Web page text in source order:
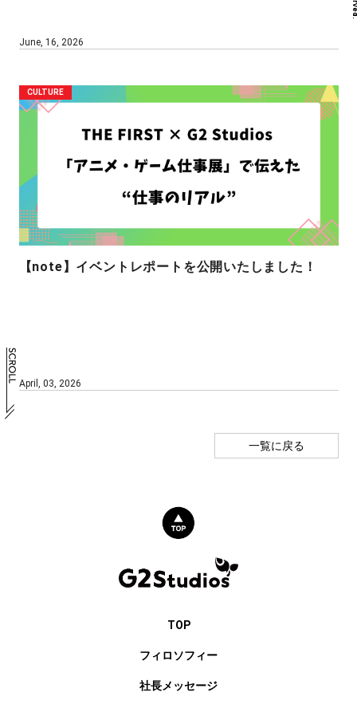
June, 16, 2026
CULTURE
【note】イベントレポートを公開いたしました！
April, 03, 2026
一覧に戻る
TOP
フィロソフィー
社長メッセージ